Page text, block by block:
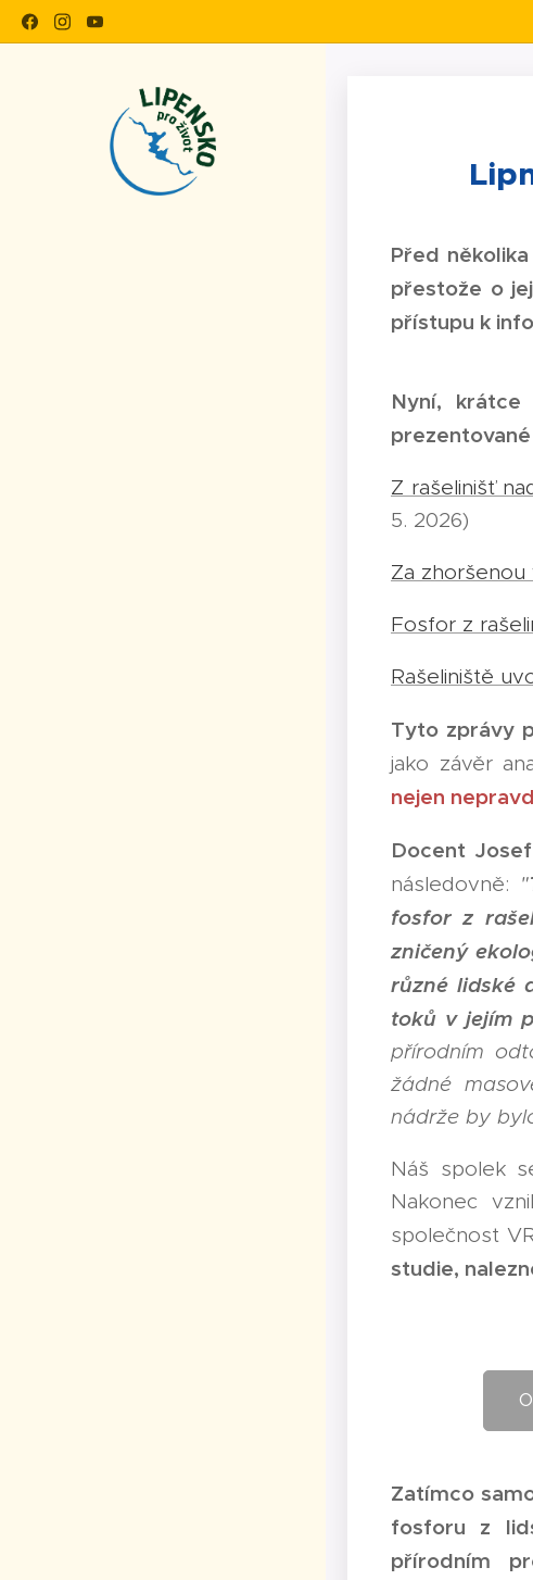
Před
přestože o
přístupu k
Nyní,
Z rašelinišť
5. 2026)
Za
Fosfor z
Rašeliniště
Tyto zprávy
jako závěr
nejen
Docent
následovně: "
fosfor z
zničený
různé lidské
toků v jejím
přírodním
žádné
nádrže by
Náš spolek
Nakonec
společnost
studie,
Zatímco
fosforu z
přírodním